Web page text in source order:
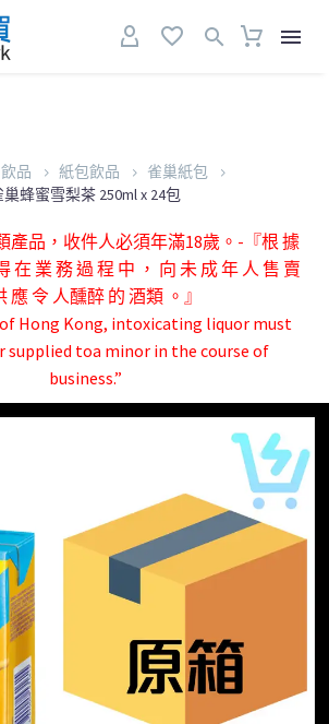
飲品 紙包飲品
雀巢紙包
巢蜂蜜雪梨茶 250ml x 24包
產品，收件人必須年滿18歲。-『根 據
在 業 務 過 程 中 ， 向 未 成 年 人 售 賣
應 令 人醺醉 的 酒類 。』
Hong Kong, intoxicating liquor must
supplied toa minor in the course of
business.”